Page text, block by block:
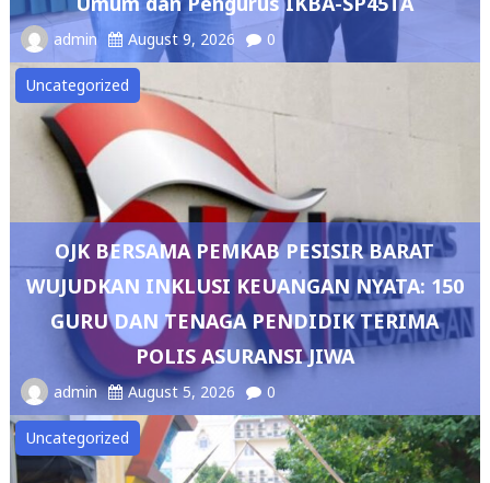
admin August 9, 2026
Uncategorized
OJK BERSAMA PEMKAB PESISIR BARAT
WUJUDKAN INKLUSI KEUANGAN NYATA: 150
GURU DAN TENAGA PENDIDIK TERIMA
POLIS ASURANSI JIWA
admin August 5, 2026 0
Uncategorized